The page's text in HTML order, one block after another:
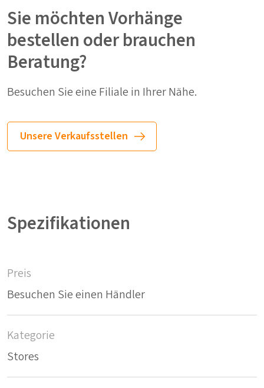
Sie möchten Vorhänge
bestellen oder brauchen
Beratung?
Besuchen Sie eine Filiale in Ihrer Nähe.
Unsere Verkaufsstellen
Spezifikationen
Preis
Besuchen Sie einen Händler
Kategorie
Stores